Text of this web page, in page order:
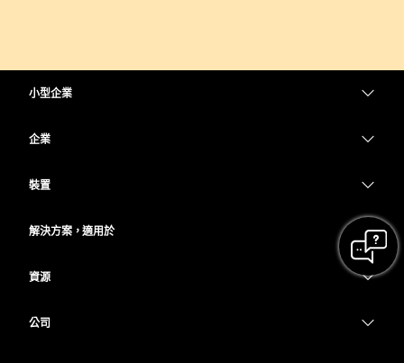
小型企業
企業
裝置
解決方案，適用於
資源
公司